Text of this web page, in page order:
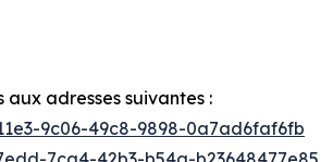
adresses suivantes :
9c06-49c8-9898-0a7ad6faf6fb